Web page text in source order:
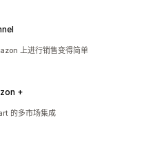
上进行销售变得简单
+
的多市场集成